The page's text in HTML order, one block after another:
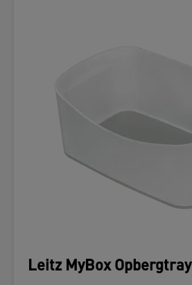
Leitz MyBox Opbergtray